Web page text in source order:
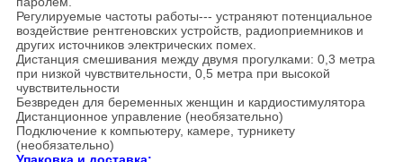
Регулируемые частоты работы--- устраняют потенциальное
воздействие рентгеновских устройств, радиоприемников и
других источников электрических помех.
Дистанция смешивания между двумя прогулками: 0,3 метра
при низкой чувствительности, 0,5 метра при высокой
чувствительности
Безвреден для беременных женщин и кардиостимулятора
Дистанционное управление (необязательно)
Подключение к компьютеру, камере, турникету
(необязательно)